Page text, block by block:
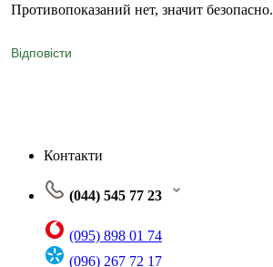
Противопоказаний нет, значит безопасно.
Відповісти
Контакти
(044) 545 77 23
(095) 898 01 74
(096) 267 72 17